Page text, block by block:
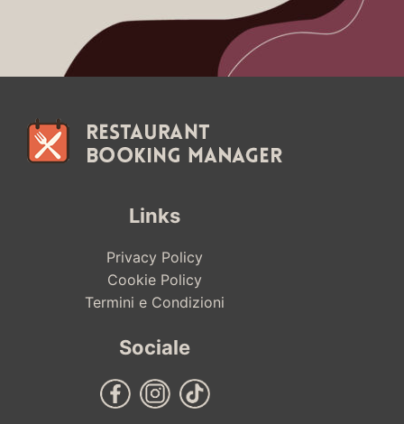
Links
Privacy Policy
Cookie Policy
Termini e Condizioni
Sociale